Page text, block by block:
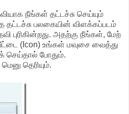
நீங்கள் தட்டச்சு செய்யும்
பலகையின் விளக்கப்படம்
புரிகின்றது. அதற்கு நீங்கள், மேற்
(Icon) உங்கள் மவுசை வைத்து
செய்தால் போதும்.
தெரியும்.